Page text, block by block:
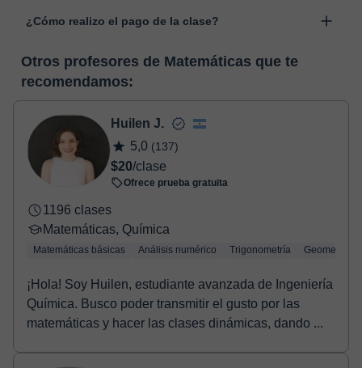
desarrollada para el ámbito formativo con muchas
pizarra virtual o el editor de textos a tiempo real. En el siguiente
enlace puedes ver una demo del aula y conocerla: Ver aula
virtual
¿Cómo realizo el pago de la clase?
horas, podrás realizar el pago mediante nuestro TPV virtual.
Tienes dos opciones para efectuar el pago:
- Tarjeta de crédito.
- Paypal.
Una vez realices el pago de la clase, recibirás un e-mail de
confirmación de la reserva.
Otros profesores de Matemáticas que te
recomendamos:
Huilen J.
5,0 (137)
$20/clase
Ofrece prueba gratuita
1196 clases
Matemáticas, Química
Matemáticas básicas Análisis numérico Trigonometría Geometría
¡Hola! Soy Huilen, estudiante avanzada de Ingeniería
Química. Busco poder transmitir el gusto por las
matemáticas y hacer las clases dinámicas, dando ...